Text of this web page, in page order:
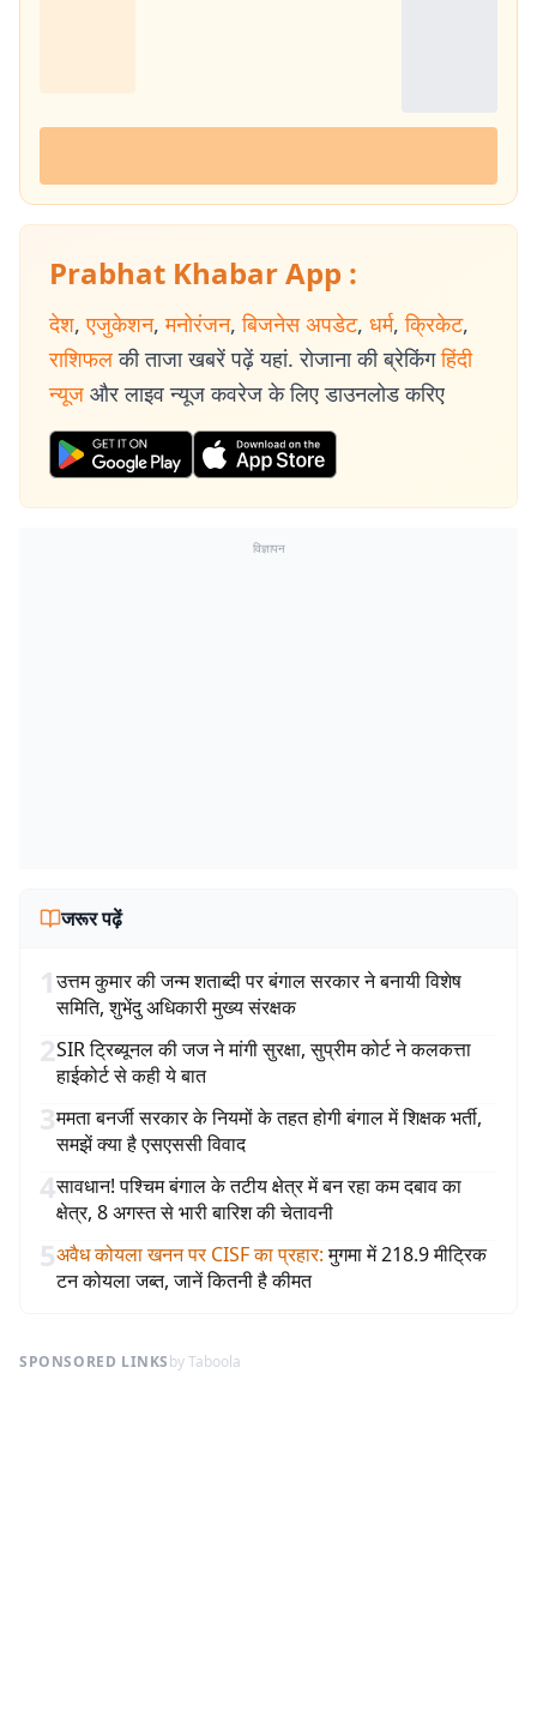
Prabhat Khabar App :
देश, एजुकेशन, मनोरंजन, बिजनेस अपडेट, धर्म, क्रिकेट,
राशिफल की ताजा खबरें पढ़ें यहां. रोजाना की ब्रेकिंग हिंदी
न्यूज और लाइव न्यूज कवरेज के लिए डाउनलोड करिए
विज्ञापन
जरूर पढ़ें
1उत्तम कुमार की जन्म शताब्दी पर बंगाल सरकार ने बनायी विशेष
समिति, शुभेंदु अधिकारी मुख्य संरक्षक
2SIR ट्रिब्यूनल की जज ने मांगी सुरक्षा, सुप्रीम कोर्ट ने कलकत्ता
हाईकोर्ट से कही ये बात
3ममता बनर्जी सरकार के नियमों के तहत होगी बंगाल में शिक्षक भर्ती,
समझें क्या है एसएससी विवाद
4सावधान! पश्चिम बंगाल के तटीय क्षेत्र में बन रहा कम दबाव का
क्षेत्र, 8 अगस्त से भारी बारिश की चेतावनी
5अवैध कोयला खनन पर CISF का प्रहार: मुगमा में 218.9 मीट्रिक
टन कोयला जब्त, जानें कितनी है कीमत
SPONSORED LINKSby Taboola